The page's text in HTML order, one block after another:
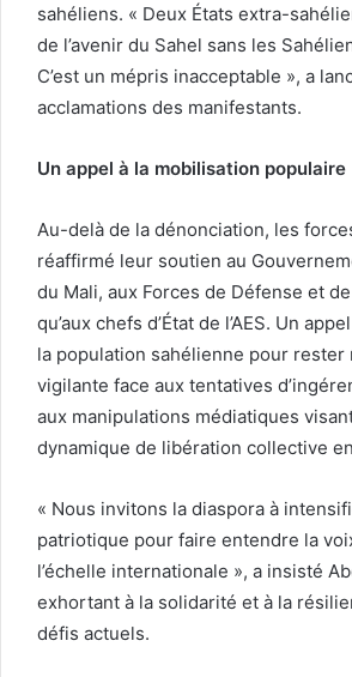
sahéliens. « Deux États extra-
de l’avenir du Sahel sans les
C’est un mépris inacceptable », a
acclamations des manifestants.
Un appel à la mobilisation populaire
Au-delà de la dénonciation, les
réaffirmé leur soutien au
du Mali, aux Forces de Défense et
qu’aux chefs d’État de l’AES. Un
la population sahélienne pour rester
vigilante face aux tentatives
aux manipulations médiatiques
dynamique de libération collective
« Nous invitons la diaspora à
patriotique pour faire entendre la
l’échelle internationale », a insisté
exhortant à la solidarité et à la
défis actuels.